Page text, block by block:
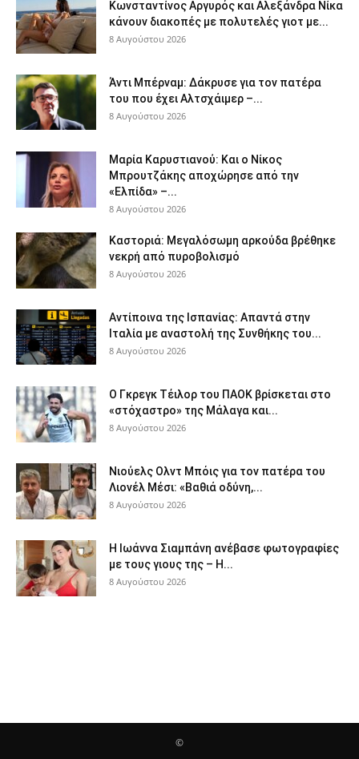
Κωνσταντίνος Αργυρός και Αλεξάνδρα Νίκα
κάνουν διακοπές με πολυτελές γιοτ με...
8 Αυγούστου 2026
Άντι Μπέρναμ: Δάκρυσε για τον πατέρα
του που έχει Αλτσχάιμερ –...
8 Αυγούστου 2026
Μαρία Καρυστιανού: Και ο Νίκος
Μπρουτζάκης αποχώρησε από την
«Ελπίδα» –...
8 Αυγούστου 2026
Καστοριά: Μεγαλόσωμη αρκούδα βρέθηκε
νεκρή από πυροβολισμό
8 Αυγούστου 2026
Αντίποινα της Ισπανίας: Απαντά στην
Ιταλία με αναστολή της Συνθήκης του...
8 Αυγούστου 2026
Ο Γκρεγκ Τέιλορ του ΠΑΟΚ βρίσκεται στο
«στόχαστρο» της Μάλαγα και...
8 Αυγούστου 2026
Νιούελς Ολντ Μπόις για τον πατέρα του
Λιονέλ Μέσι: «Βαθιά οδύνη,...
8 Αυγούστου 2026
H Ιωάννα Σιαμπάνη ανέβασε φωτογραφίες
με τους γιους της – Η...
8 Αυγούστου 2026
©